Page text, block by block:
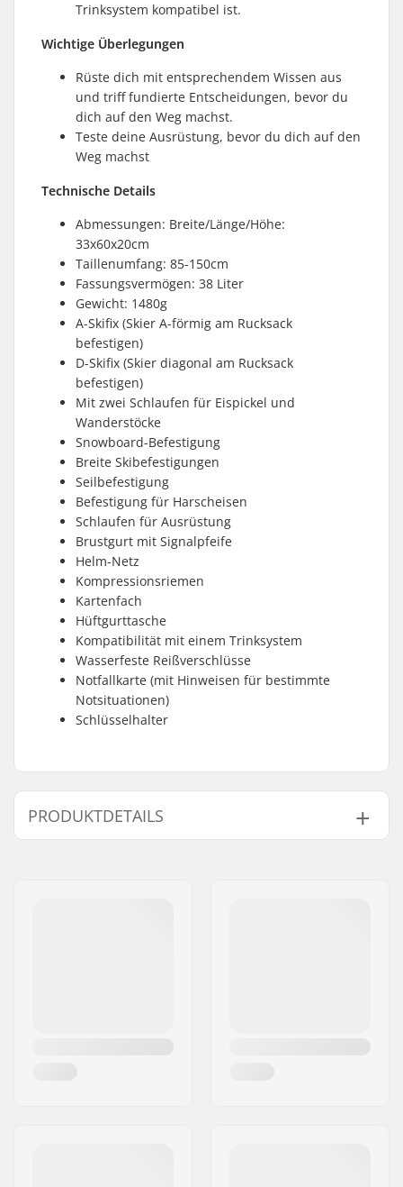
Trinksystem kompatibel ist.
Wichtige Überlegungen
Rüste dich mit entsprechendem Wissen aus
und triff fundierte Entscheidungen, bevor du
dich auf den Weg machst.
Teste deine Ausrüstung, bevor du dich auf den
Weg machst
Technische Details
Abmessungen: Breite/Länge/Höhe:
33x60x20cm
Taillenumfang: 85-150cm
Fassungsvermögen: 38 Liter
Gewicht: 1480g
A-Skifix (Skier A-förmig am Rucksack
befestigen)
D-Skifix (Skier diagonal am Rucksack
befestigen)
Mit zwei Schlaufen für Eispickel und
Wanderstöcke
Snowboard-Befestigung
Breite Skibefestigungen
Seilbefestigung
Befestigung für Harscheisen
Schlaufen für Ausrüstung
Brustgurt mit Signalpfeife
Helm-Netz
Kompressionsriemen
Kartenfach
Hüftgurttasche
Kompatibilität mit einem Trinksystem
Wasserfeste Reißverschlüsse
Notfallkarte (mit Hinweisen für bestimmte
Notsituationen)
Schlüsselhalter
PRODUKTDETAILS